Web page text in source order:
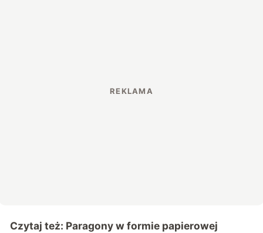
Czytaj też: Paragony w formie papierowej